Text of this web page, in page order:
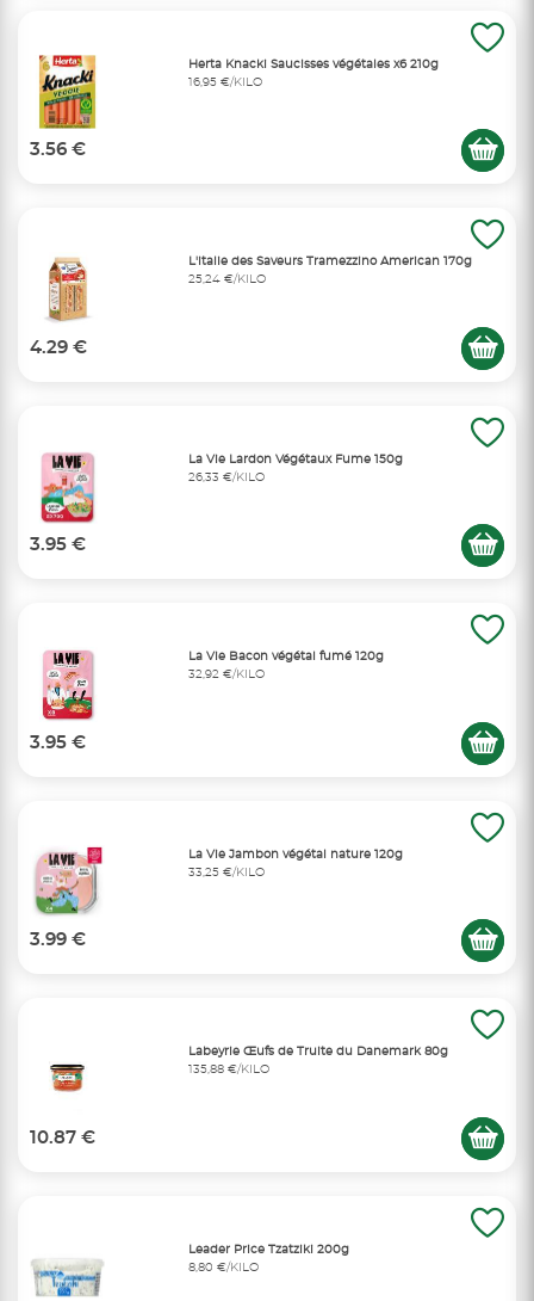
Herta Knacki Saucisses végétales x6 210g
16,95 €/KILO
3.56 €
L'italie des Saveurs Tramezzino American 170g
25,24 €/KILO
4.29 €
La Vie Lardon Végétaux Fume 150g
26,33 €/KILO
3.95 €
La Vie Bacon végétal fumé 120g
32,92 €/KILO
3.95 €
La Vie Jambon végétal nature 120g
33,25 €/KILO
3.99 €
Labeyrie Œufs de Truite du Danemark 80g
135,88 €/KILO
10.87 €
Leader Price Tzatziki 200g
8,80 €/KILO